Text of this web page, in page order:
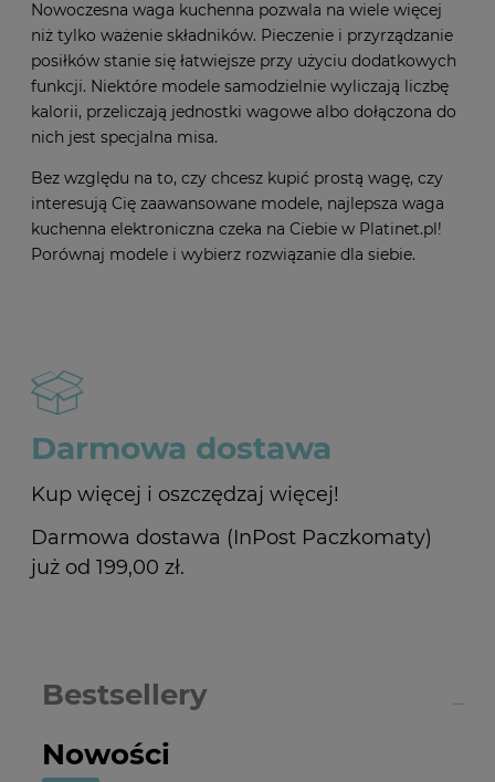
Nowoczesna waga kuchenna pozwala na wiele więcej
niż tylko ważenie składników. Pieczenie i przyrządzanie
posiłków stanie się łatwiejsze przy użyciu dodatkowych
funkcji. Niektóre modele samodzielnie wyliczają liczbę
kalorii, przeliczają jednostki wagowe albo dołączona do
nich jest specjalna misa.
Bez względu na to, czy chcesz kupić prostą wagę, czy
interesują Cię zaawansowane modele, najlepsza waga
kuchenna elektroniczna czeka na Ciebie w Platinet.pl!
Porównaj modele i wybierz rozwiązanie dla siebie.
Darmowa dostawa
Kup więcej i oszczędzaj więcej!
Darmowa dostawa (InPost Paczkomaty)
już od 199,00 zł.
Nowości
Bestsellery